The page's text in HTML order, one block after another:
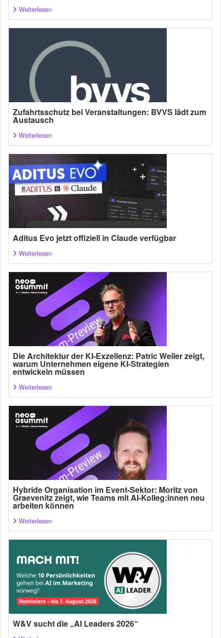
Weiterlesen
Zufahrtsschutz bei Veranstaltungen: BVVS lädt zum
Austausch
Weiterlesen
Aditus Evo jetzt offiziell in Claude verfügbar
Weiterlesen
Die Architektur der KI-Exzellenz: Patric Weiler zeigt,
warum Unternehmen eigene KI-Strategien
entwickeln müssen
Weiterlesen
Hybride Organisation im Event-Sektor: Moritz von
Graevenitz zeigt, wie Teams mit AI-Kolleg:innen neu
arbeiten können
Weiterlesen
W&V sucht die „AI Leaders 2026“